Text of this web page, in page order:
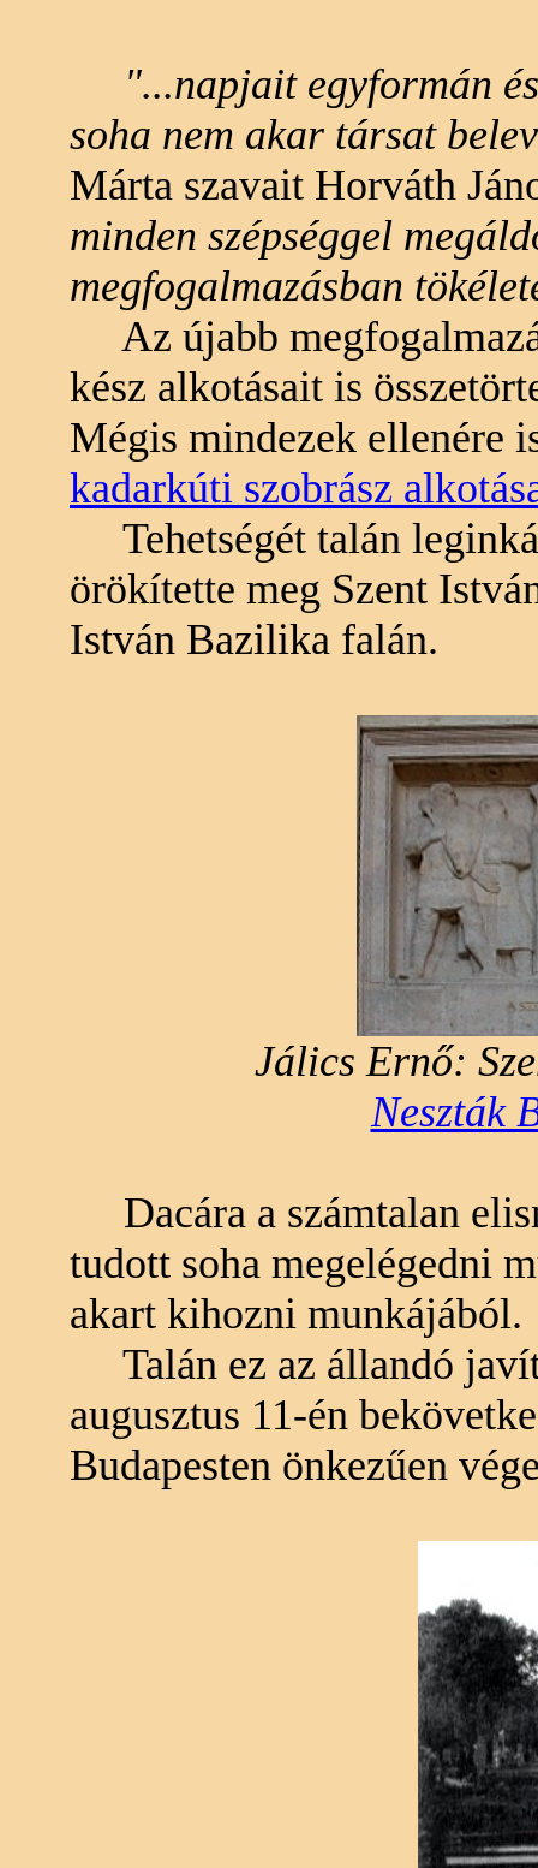
"...napjait egyformán
soha nem akar társat
Márta szavait Horváth
minden szépséggel
megfogalmazásban
Az újabb
kész alkotásait is
Mégis mindezek ellenére
kadarkúti szobrász
Tehetségét talán
örökítette meg Szent
István Bazilika falán.
Jálics Ernő:
Neszták
Dacára a számtalan
tudott soha megelégedni
akart kihozni munkájából.
Talán ez az állandó
augusztus 11-én
Budapesten önkezűen